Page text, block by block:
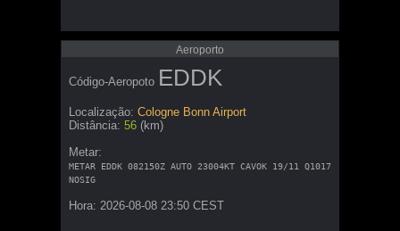
Aeroporto
Código-Aeropoto EDDK
Localização: Cologne Bonn Airport
Distância: 56 (km)
Metar:
METAR EDDK 082150Z AUTO 23004KT CAVOK 19/11 Q1017
NOSIG
Hora: 2026-08-08 23:50 CEST